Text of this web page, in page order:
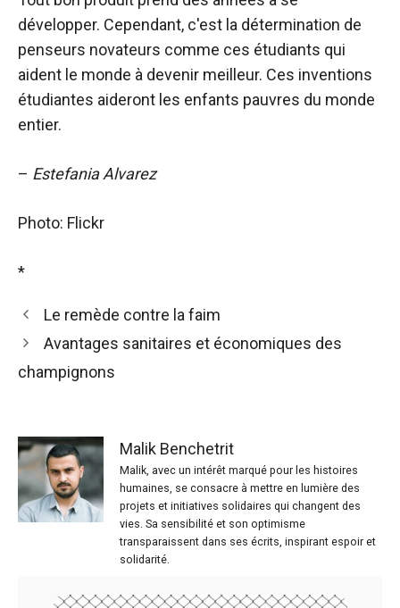
développer. Cependant, c'est la détermination de
penseurs novateurs comme ces étudiants qui
aident le monde à devenir meilleur. Ces inventions
étudiantes aideront les enfants pauvres du monde
entier.
– Estefania Alvarez
Photo: Flickr
*
Le remède contre la faim
Avantages sanitaires et économiques des
champignons
Malik Benchetrit
Malik, avec un intérêt marqué pour les histoires
humaines, se consacre à mettre en lumière des
projets et initiatives solidaires qui changent des
vies. Sa sensibilité et son optimisme
transparaissent dans ses écrits, inspirant espoir et
solidarité.